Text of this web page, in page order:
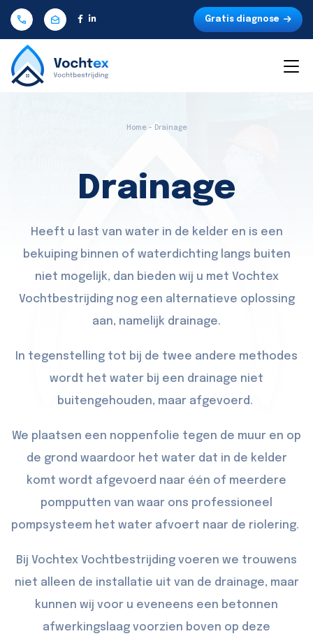
Gratis diagnose
Home - Drainage
Drainage
Heeft u last van water in de kelder en is een
bekuiping binnen of waterdichting langs buiten
niet mogelijk, dan bieden wij u met Vochtex
Vochtbestrijding nog een alternatieve oplossing
aan, namelijk drainage.
In tegenstelling tot bij de twee andere methodes
wordt het water bij een drainage niet
buitengehouden, maar afgevoerd.
We plaatsen een noppenfolie tegen de muur en op
de grond waardoor het water dat in de kelder
komt wordt afgevoerd naar één of meerdere
pompputten van waar ons professioneel
pompsysteem het water afvoert naar de riolering.
Bij Vochtex Vochtbestrijding voeren we trouwens
niet alleen de installatie uit van de drainage, maar
kunnen wij voor u eveneens een betonnen
afwerkingslaag voorzien boven op deze